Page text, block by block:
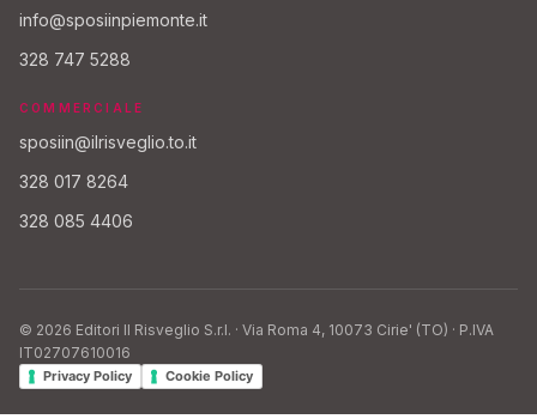
info@sposiinpiemonte.it
328 747 5288
COMMERCIALE
sposiin@ilrisveglio.to.it
328 017 8264
328 085 4406
© 2026 Editori Il Risveglio S.r.l. · Via Roma 4, 10073 Cirie' (TO) · P.IVA
IT02707610016
Privacy Policy Cookie Policy